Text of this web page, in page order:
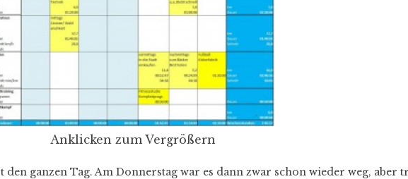
Anklicken zum Vergrößern
ganzen Tag. Am Donnerstag war es dann zwar schon wieder weg, aber